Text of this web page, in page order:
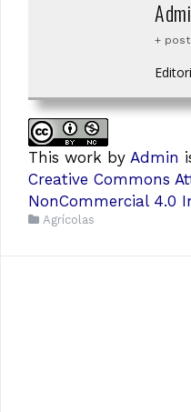
+
This work by Admin
Creative Commons
NonCommercial 4.0
Agrícolas